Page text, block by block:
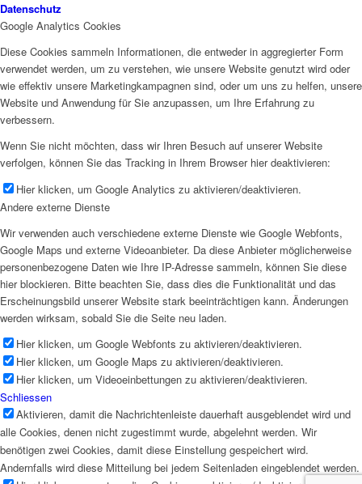
Datenschutz
Google Analytics Cookies
Diese Cookies sammeln Informationen, die entweder in aggregierter Form
verwendet werden, um zu verstehen, wie unsere Website genutzt wird oder
wie effektiv unsere Marketingkampagnen sind, oder um uns zu helfen, unsere
Website und Anwendung für Sie anzupassen, um Ihre Erfahrung zu
verbessern.
Wenn Sie nicht möchten, dass wir Ihren Besuch auf unserer Website
verfolgen, können Sie das Tracking in Ihrem Browser hier deaktivieren:
Hier klicken, um Google Analytics zu aktivieren/deaktivieren.
Andere externe Dienste
Wir verwenden auch verschiedene externe Dienste wie Google Webfonts,
Google Maps und externe Videoanbieter. Da diese Anbieter möglicherweise
personenbezogene Daten wie Ihre IP-Adresse sammeln, können Sie diese
hier blockieren. Bitte beachten Sie, dass dies die Funktionalität und das
Erscheinungsbild unserer Website stark beeinträchtigen kann. Änderungen
werden wirksam, sobald Sie die Seite neu laden.
Hier klicken, um Google Webfonts zu aktivieren/deaktivieren.
Hier klicken, um Google Maps zu aktivieren/deaktivieren.
Hier klicken, um Videoeinbettungen zu aktivieren/deaktivieren.
Schliessen
Aktivieren, damit die Nachrichtenleiste dauerhaft ausgeblendet wird und
alle Cookies, denen nicht zugestimmt wurde, abgelehnt werden. Wir
benötigen zwei Cookies, damit diese Einstellung gespeichert wird.
Andernfalls wird diese Mitteilung bei jedem Seitenladen eingeblendet werden.